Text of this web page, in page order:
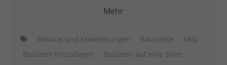
Mehr
Module und Erweiterungen Bausteine
FAQ
Baustein hinzufügen
Baustein auf eine Seite